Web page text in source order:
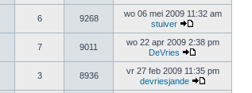
6 9268
wo 06 mei 2009 11:32 am
stuiver
7 9011
wo 22 apr 2009 2:38 pm
DeVries
3 8936
vr 27 feb 2009 11:35 pm
devriesjande